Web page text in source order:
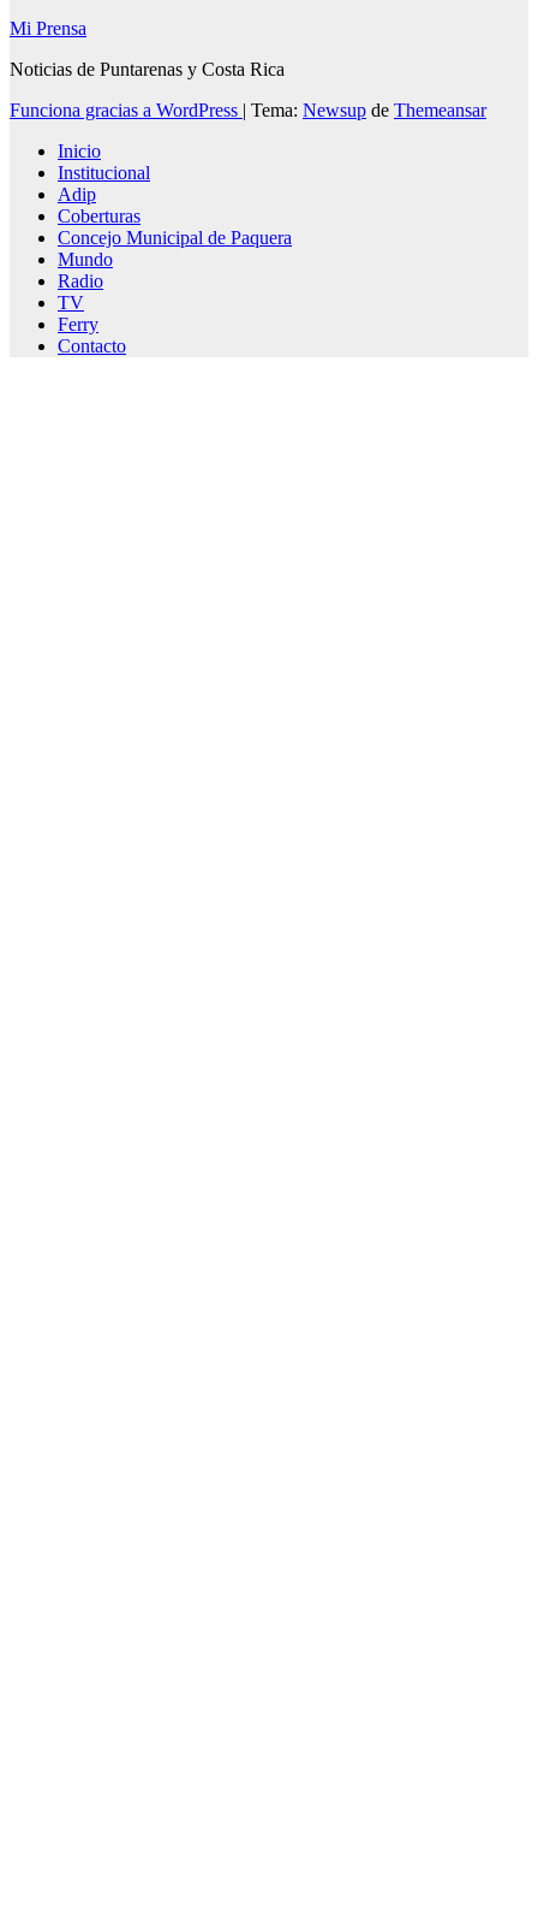
Mi Prensa
Noticias de Puntarenas y Costa Rica
Funciona gracias a WordPress | Tema: Newsup de Themeansar
Inicio
Institucional
Adip
Coberturas
Concejo Municipal de Paquera
Mundo
Radio
TV
Ferry
Contacto